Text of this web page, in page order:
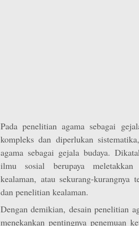
Pada penelitian agama sebagai
kompleks dan diperlukan
agama sebagai gejala budaya.
ilmu sosial berupaya
kealaman, atau sekurang-kurangnya
dan penelitian kealaman.
Dengan demikian, desain penelitian
menekankan pentingnya penemuan